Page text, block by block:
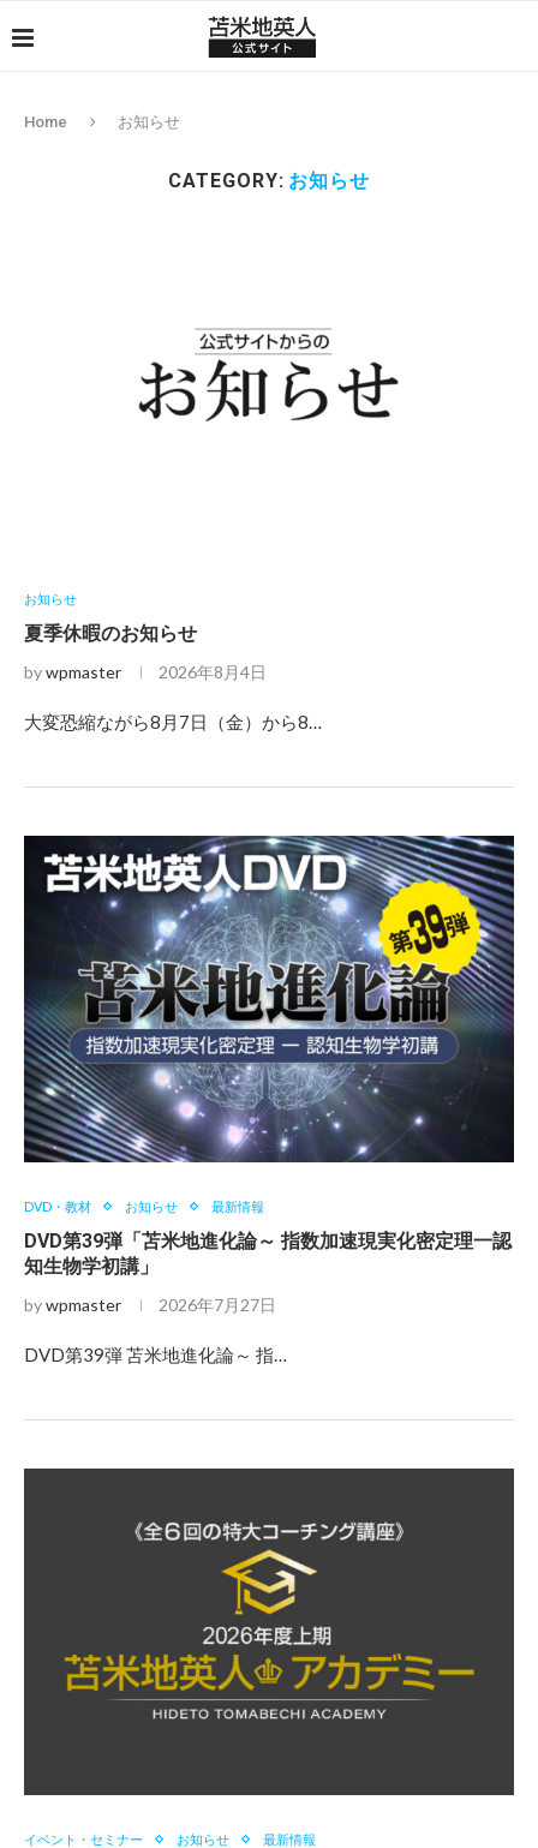
Home お知らせ
CATEGORY: お知らせ
お知らせ
夏季休暇のお知らせ
bywpmaster 2026年8月4日
大変恐縮ながら8月7日（金）から8…
DVD・教材 お知らせ 最新情報
DVD第39弾「苫米地進化論～ 指数加速現実化密定理一認
知生物学初講」
bywpmaster 2026年7月27日
DVD第39弾 苫米地進化論～ 指…
イベント・セミナー お知らせ 最新情報